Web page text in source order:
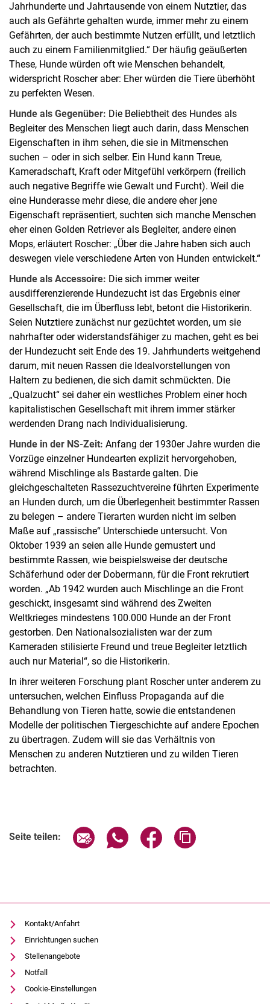
Jahrhunderte und Jahrtausende von einem Nutztier, das
auch als Gefährte gehalten wurde, immer mehr zu einem
Gefährten, der auch bestimmte Nutzen erfüllt, und letztlich
auch zu einem Familienmitglied.“ Der häufig geäußerten
These, Hunde würden oft wie Menschen behandelt,
widerspricht Roscher aber: Eher würden die Tiere überhöht
zu perfekten Wesen.
Hunde als Gegenüber: Die Beliebtheit des Hundes als
Begleiter des Menschen liegt auch darin, dass Menschen
Eigenschaften in ihm sehen, die sie in Mitmenschen
suchen – oder in sich selber. Ein Hund kann Treue,
Kameradschaft, Kraft oder Mitgefühl verkörpern (freilich
auch negative Begriffe wie Gewalt und Furcht). Weil die
eine Hunderasse mehr diese, die andere eher jene
Eigenschaft repräsentiert, suchten sich manche Menschen
eher einen Golden Retriever als Begleiter, andere einen
Mops, erläutert Roscher: „Über die Jahre haben sich auch
deswegen viele verschiedene Arten von Hunden entwickelt.“
Hunde als Accessoire: Die sich immer weiter
ausdifferenzierende Hundezucht ist das Ergebnis einer
Gesellschaft, die im Überfluss lebt, betont die Historikerin.
Seien Nutztiere zunächst nur gezüchtet worden, um sie
nahrhafter oder widerstandsfähiger zu machen, geht es bei
der Hundezucht seit Ende des 19. Jahrhunderts weitgehend
darum, mit neuen Rassen die Idealvorstellungen von
Haltern zu bedienen, die sich damit schmückten. Die
„Qualzucht“ sei daher ein westliches Problem einer hoch
kapitalistischen Gesellschaft mit ihrem immer stärker
werdenden Drang nach Individualisierung.
Hunde in der NS-Zeit: Anfang der 1930er Jahre wurden die
Vorzüge einzelner Hundearten explizit hervorgehoben,
während Mischlinge als Bastarde galten. Die
gleichgeschalteten Rassezuchtvereine führten Experimente
an Hunden durch, um die Überlegenheit bestimmter Rassen
zu belegen – andere Tierarten wurden nicht im selben
Maße auf „rassische“ Unterschiede untersucht. Von
Oktober 1939 an seien alle Hunde gemustert und
bestimmte Rassen, wie beispielsweise der deutsche
Schäferhund oder der Dobermann, für die Front rekrutiert
worden. „Ab 1942 wurden auch Mischlinge an die Front
geschickt, insgesamt sind während des Zweiten
Weltkrieges mindestens 100.000 Hunde an der Front
gestorben. Den Nationalsozialisten war der zum
Kameraden stilisierte Freund und treue Begleiter letztlich
auch nur Material“, so die Historikerin.
In ihrer weiteren Forschung plant Roscher unter anderem zu
untersuchen, welchen Einfluss Propaganda auf die
Behandlung von Tieren hatte, sowie die entstandenen
Modelle der politischen Tiergeschichte auf andere Epochen
zu übertragen. Zudem will sie das Verhältnis von
Menschen zu anderen Nutztieren und zu wilden Tieren
betrachten.
Seite teilen: Seite über E-Mail teilen
Seite über WhatsApp teilen
Seite über Facebook
Kontakt/Anfahrt
Einrichtungen suchen
Stellenangebote
Notfall
Cookie-Einstellungen